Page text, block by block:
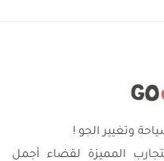
وتغيير الجو !
المميزة لقضاء أجمل